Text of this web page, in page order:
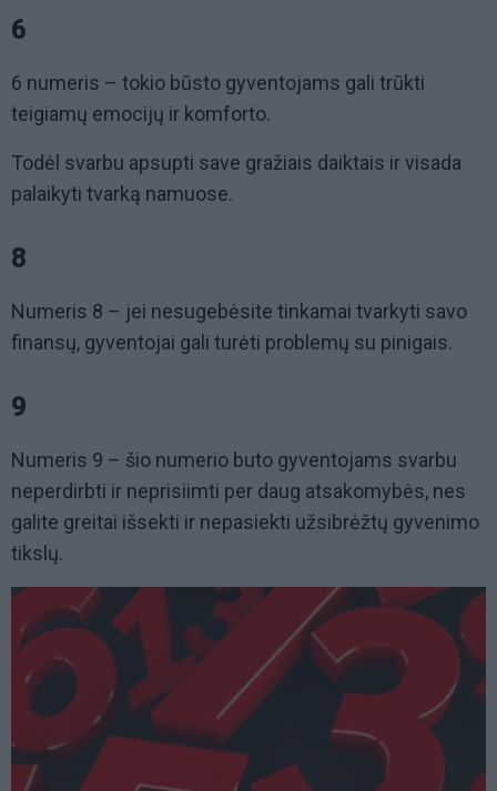
6
6 numeris – tokio būsto gyventojams gali trūkti
teigiamų emocijų ir komforto.
Todėl svarbu apsupti save gražiais daiktais ir visada
palaikyti tvarką namuose.
8
Numeris 8 – jei nesugebėsite tinkamai tvarkyti savo
finansų, gyventojai gali turėti problemų su pinigais.
9
Numeris 9 – šio numerio buto gyventojams svarbu
neperdirbti ir neprisiimti per daug atsakomybės, nes
galite greitai išsekti ir nepasiekti užsibrėžtų gyvenimo
tikslų.